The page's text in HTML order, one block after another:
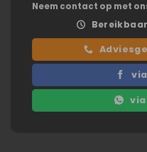
Neem contact op met